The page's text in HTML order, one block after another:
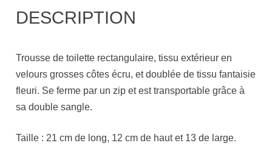
DESCRIPTION
Trousse de toilette rectangulaire, tissu extérieur en
velours grosses côtes écru, et doublée de tissu fantaisie
fleuri. Se ferme par un zip et est transportable grâce à
sa double sangle.
Taille : 21 cm de long, 12 cm de haut et 13 de large.